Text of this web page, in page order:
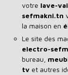
votre lave-
sefmakni.tn
la maison en
Le site des
electro-
bureau,
tv et autres